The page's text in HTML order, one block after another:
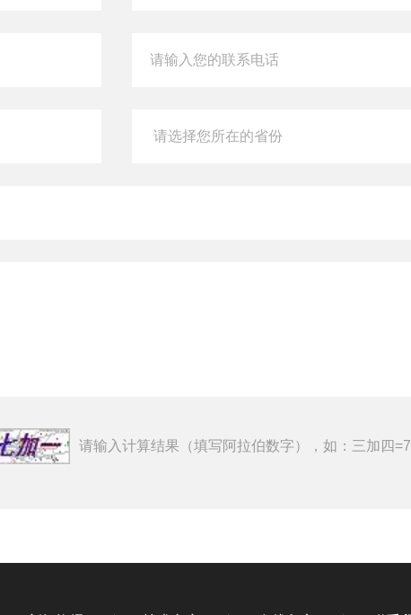
请输入计算结果（填写阿拉伯数字），如：三加四=7